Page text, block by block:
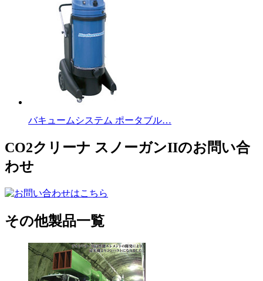
バキュームシステム ポータブル…
CO2クリーナ スノーガンIIのお問い合
わせ
その他製品一覧